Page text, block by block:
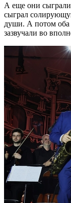
А еще они сыграли
сыграл
души. А потом оба
зазвучали во